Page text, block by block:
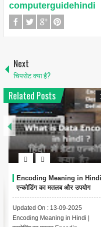
computerguidehindi
Next
चिपसेट क्या है?
Related Posts 1
Encoding Meaning in Hindi |
एन्कोडिंग का मतलब और उपयोग
Updated On : 13-09-2025
Encoding Meaning in Hindi |